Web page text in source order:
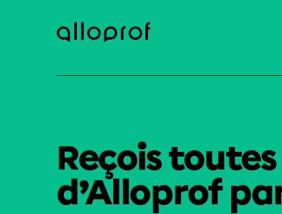
Reçois
d’Alloprof